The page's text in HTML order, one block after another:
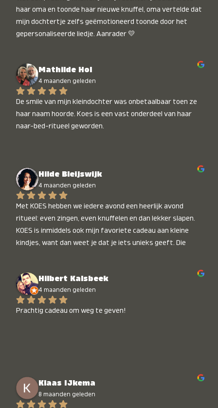
haar oma en toonde haar nieuwe knuffel, oma vertelde dat
mijn dochtertje zelfs geëmotioneerd toonde door het
gepersonaliseerde liedje. Aanrader 💛
Mathilde Hol
4 maanden geleden
De smile van mijn kleindochter was onbetaalbaar toen ze
haar naam hoorde. Koes is een vast onderdeel van haar
naar-bed-ritueel geworden.
Hilde Bleijswijk
4 maanden geleden
Met KOES hebben we iedere avond een heerlijk avond
ritueel: even zingen, even knuffelen en dan lekker slapen.
KOES is inmiddels ook mijn favoriete cadeau aan kleine
kindjes, want dan weet je dat je iets unieks geeft. Die
Hilbert Kalsbeek
4 maanden geleden
Prachtig cadeau om weg te geven!
Klaas IJkema
8 maanden geleden